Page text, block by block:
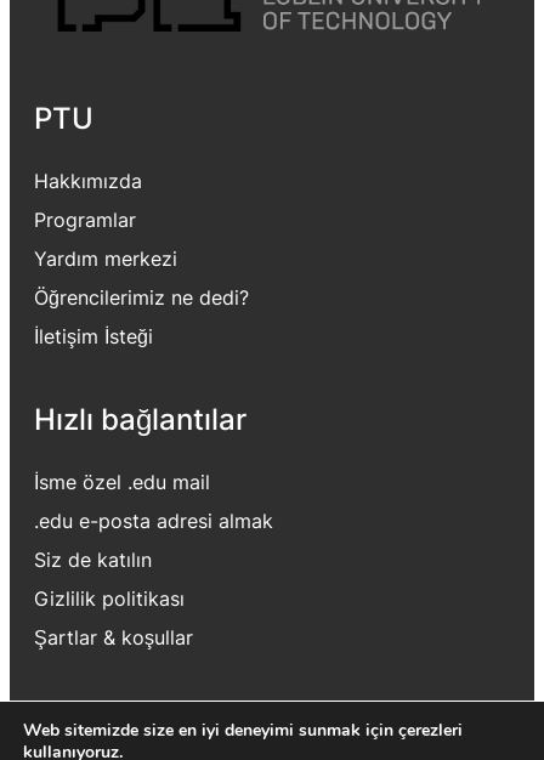
Tanıtımı
PTU
Hakkımızda
Programlar
Yardım merkezi
Öğrencilerimiz ne dedi?
İletişim İsteği
Hızlı bağlantılar
İsme özel .edu mail
.edu e-posta adresi almak
Siz de katılın
Gizlilik politikası
Şartlar & koşullar
Web sitemizde size en iyi deneyimi sunmak için çerezleri
kullanıyoruz.